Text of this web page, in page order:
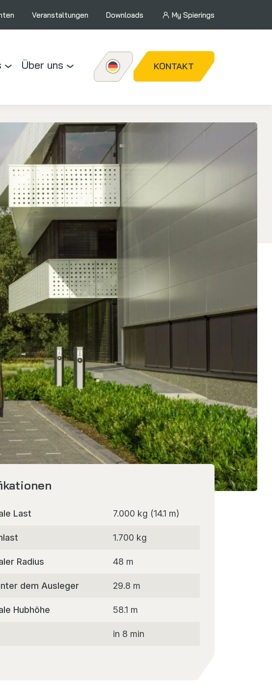
Veranstaltungen Downloads My Spierings
Über uns KONTAKT
Last 7.000 kg (14.1 m)
1.700 kg
Radius 48 m
dem Ausleger 29.8 m
Hubhöhe 58.1 m
in 8 min